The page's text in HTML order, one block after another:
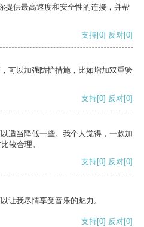
提供最高速度和安全性的连接，并帮
支持[0] 反对[0]
可以加强防护措施，比如增加双重验
支持[0] 反对[0]
适当降低一些。我个人觉得，一款加
较合理。
支持[0] 反对[0]
让我尽情享受音乐的魅力。
支持[0] 反对[0]